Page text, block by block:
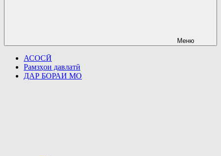
Меню
АСОСӢ
Рамзҳои давлатӣ
ДАР БОРАИ МО